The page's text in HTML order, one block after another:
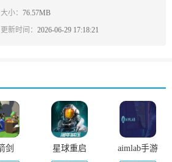
大小：76.57MB
更新时间：2026-06-29 17:18:21
剑 星球重启 aimlab手游